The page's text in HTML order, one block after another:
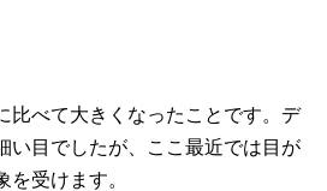
比べて大きくなったことです。デ
い目でしたが、ここ最近では目が
を受けます。